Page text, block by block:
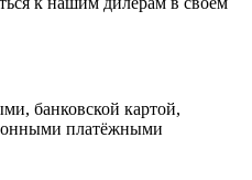
банковской картой,
платёжными